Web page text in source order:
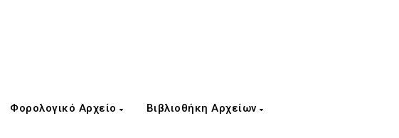
Φορολογικό Αρχείο Βιβλιοθήκη Αρχείων